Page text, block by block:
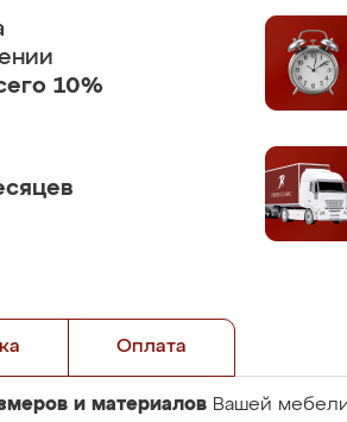
10%
Оплата
и материалов Вашей